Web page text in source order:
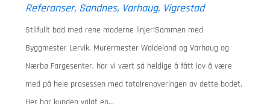
Referanser, Sandnes, Varhaug, Vigrestad
Stilfullt bad med rene moderne linjer!Sammen med
Byggmester Lervik, Murermester Waldeland og Varhaug og
Nærbø Fargesenter, har vi vært så heldige å fått lov å være
med på hele prosessen med totalrenoveringen av dette badet.